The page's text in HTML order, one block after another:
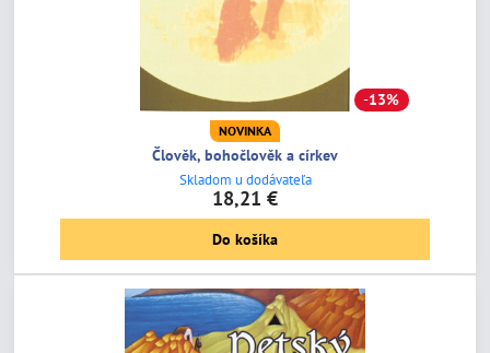
13%
NOVINKA
Člověk, bohočlověk a církev
Skladom u dodávateľa
18,21 €
Do košíka